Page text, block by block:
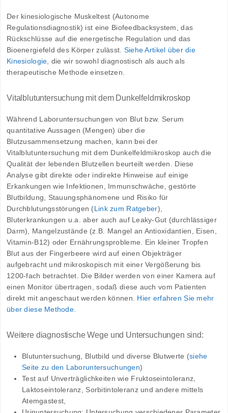
Der kinesiologische Muskeltest (Autonome
Regulationsdiagnostik) ist eine Biofeedbacksystem, das
Rückschlüsse auf die energetische Regulation und das
Bioenergiefeld des Körper zulässt. Siehe Artikel über die
Kinesiologie , die wir sowohl diagnostisch als auch als
therapeutische Methode einsetzen.
Vitalblutuntersuchung mit dem Dunkelfeldmikroskop
Während Laboruntersuchungen von Blut bzw. Serum
quantitative Aussagen (Mengen) über die
Blutzusammensetzung machen, kann bei der
Vitalblutuntersuchung mit dem Dunkelfeldmikroskop auch die
Qualität der lebenden Blutzellen beurteilt werden. Diese
Analyse gibt direkte oder indirekte Hinweise auf einige
Erkankungen wie Infektionen, Immunschwäche, gestörte
Blutbildung, Stauungsphänomene und Risiko für
Durchblutungsstörungen (Link zum Ratgeber),
Bluterkrankungen u.a. aber auch auf Leaky-Gut (durchlässiger
Darm), Mangelzustände (z.B. Mangel an Antioxidantien, Eisen,
Vitamin-B12) oder Ernährungsprobleme. Ein kleiner Tropfen
Blut aus der Fingerbeere wird auf einen Objekträger
aufgebracht und mikroskopisch mit einer Vergößerung bis
1200-fach betrachtet. Die Bilder werden von einer Kamera auf
einen Monitor übertragen, sodaß diese auch vom Patienten
direkt mit angeschaut werden können. Hier erfahren Sie mehr
über diese Methode.
Weitere diagnostische Wege und Untersuchungen sind:
Blutuntersuchung, Blutbild und diverse Blutwerte (siehe
Seite zu den Laboruntersuchungen)
Test auf Unverträglichkeiten wie Fruktoseintoleranz,
Laktoseintoleranz, Sorbitintoleranz und andere mittels
Atemgastest,